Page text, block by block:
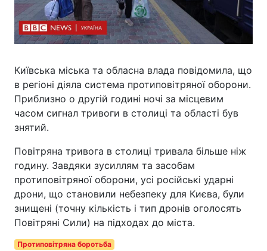
Київська міська та обласна влада повідомила, що
в регіоні діяла система протиповітряної оборони.
Приблизно о другій годині ночі за місцевим
часом сигнал тривоги в столиці та області був
знятий.
Повітряна тривога в столиці тривала більше ніж
годину. Завдяки зусиллям та засобам
протиповітряної оборони, усі російські ударні
дрони, що становили небезпеку для Києва, були
знищені (точну кількість і тип дронів оголосять
Повітряні Сили) на підходах до міста.
Протиповітряна боротьба